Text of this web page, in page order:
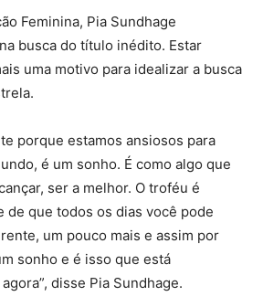
Feminina, Pia Sundhage
busca do título inédito. Estar
uma motivo para idealizar a busca
porque estamos ansiosos para
é um sonho. É como algo que
ser a melhor. O troféu é
de que todos os dias você pode
um pouco mais e assim por
sonho e é isso que está
disse Pia Sundhage.